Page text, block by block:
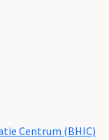
Centrum (BHIC)